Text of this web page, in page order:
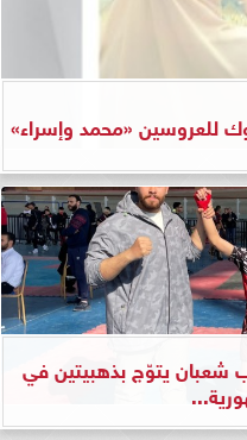
للعروسين «محمد وإسراء»
شعبان يتوّج بذهبيتين في